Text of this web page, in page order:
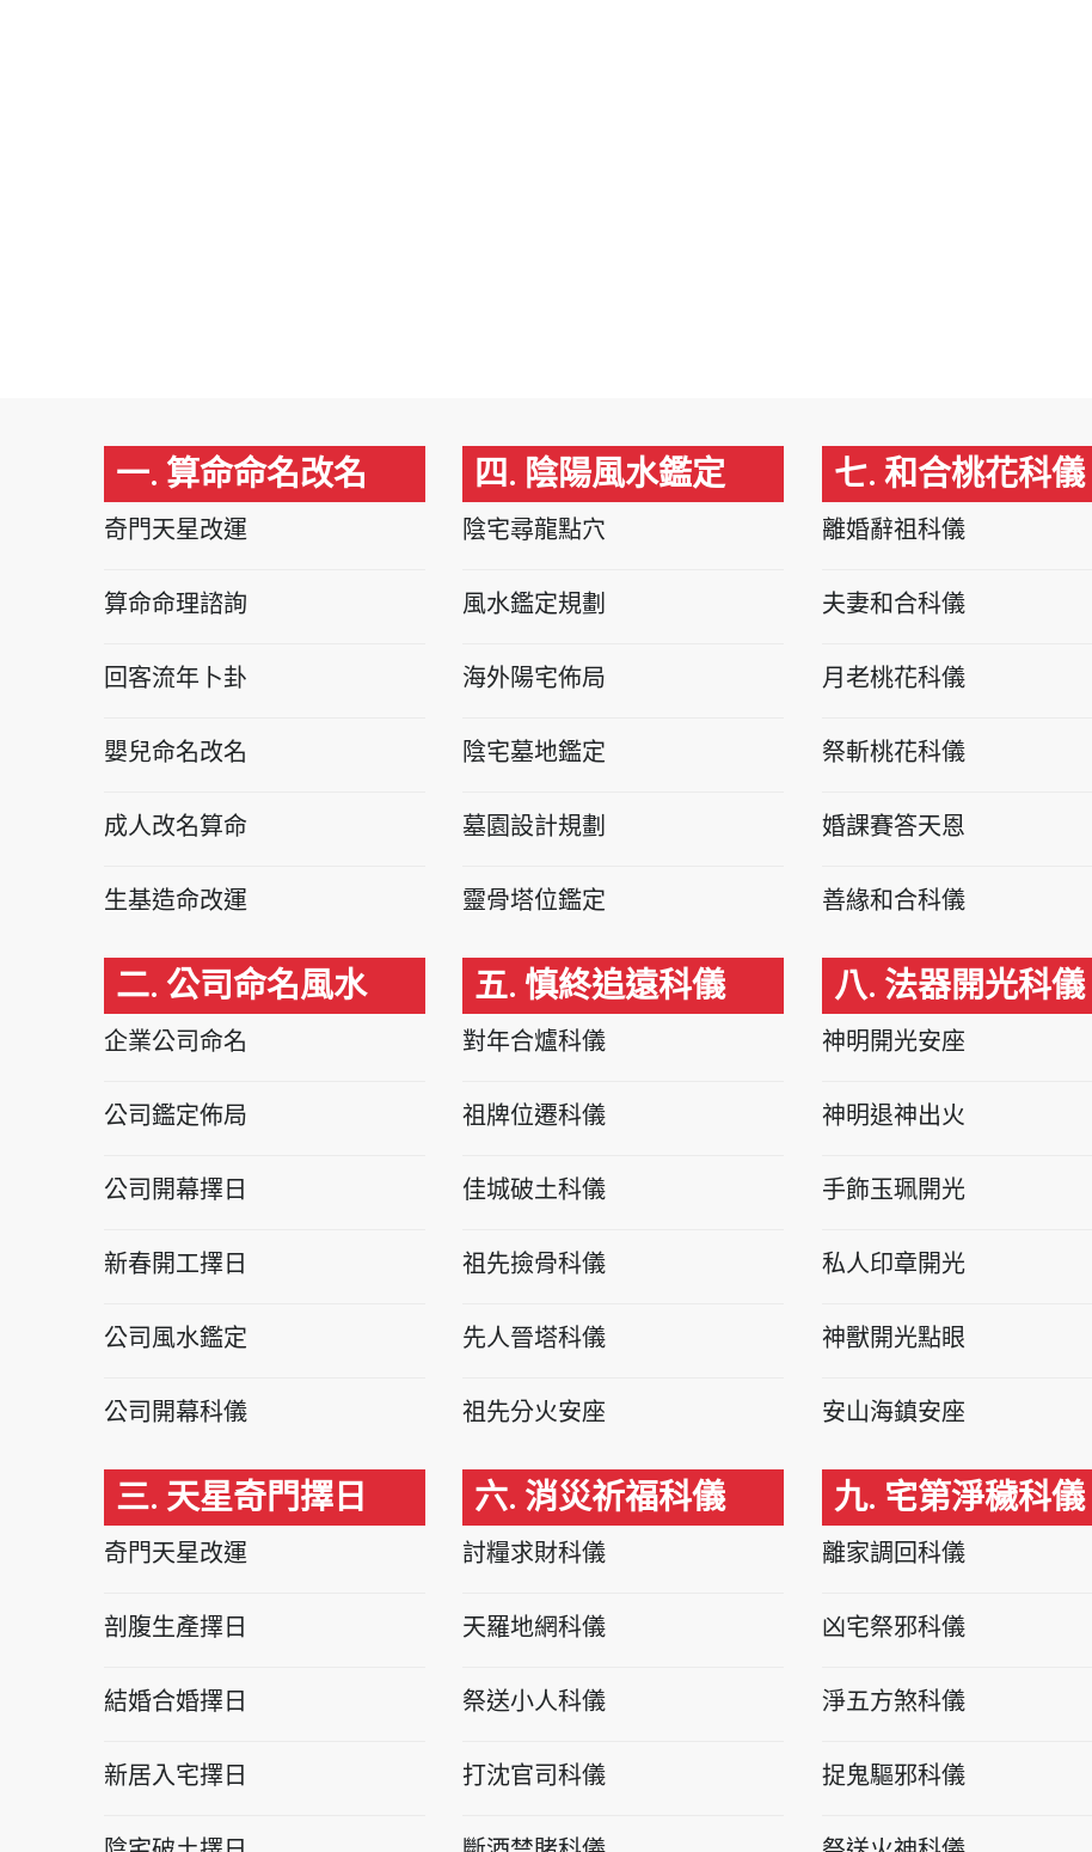
一. 算命命名改名
奇門天星改運
算命命理諮詢
回客流年卜卦
嬰兒命名改名
成人改名算命
生基造命改運
二. 公司命名風水
企業公司命名
公司鑑定佈局
公司開幕擇日
新春開工擇日
公司風水鑑定
公司開幕科儀
三. 天星奇門擇日
奇門天星改運
剖腹生產擇日
結婚合婚擇日
新居入宅擇日
四. 陰陽風水鑑定
陰宅尋龍點穴
風水鑑定規劃
海外陽宅佈局
陰宅墓地鑑定
墓園設計規劃
靈骨塔位鑑定
五. 慎終追遠科儀
對年合爐科儀
祖牌位遷科儀
佳城破土科儀
祖先撿骨科儀
先人晉塔科儀
祖先分火安座
六. 消災祈福科儀
討糧求財科儀
天羅地網科儀
祭送小人科儀
打沈官司科儀
七. 和合桃花科儀
離婚辭祖科儀
夫妻和合科儀
月老桃花科儀
祭斬桃花科儀
婚課賽答天恩
善緣和合科儀
八. 法器開光科儀
神明開光安座
神明退神出火
手飾玉珮開光
私人印章開光
神獸開光點眼
安山海鎮安座
九. 宅第淨穢科儀
離家調回科儀
凶宅祭邪科儀
淨五方煞科儀
捉鬼驅邪科儀